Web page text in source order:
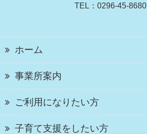
TEL：0296-45-8680
ホーム
事業所案内
ご利用になりたい方
子育て支援をしたい方